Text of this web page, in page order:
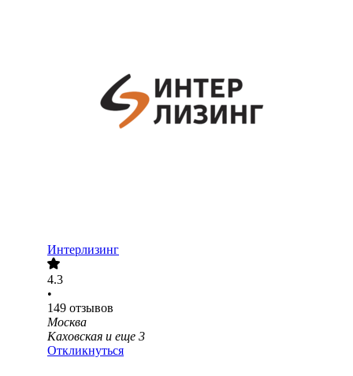
Интерлизинг
4.3
•
149 отзывов
Москва
Каховская и еще 3
Откликнуться